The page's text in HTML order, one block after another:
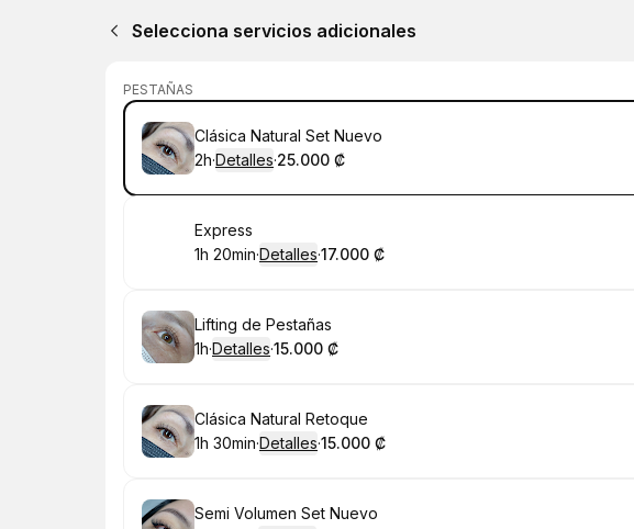
Selecciona servicios adicionales
PESTAÑAS
Reservar
Clásica Natural Set Nuevo
.Duración:
2h·Detalles·
.Precio:
25.000 ₡
Reservar
Express
.Duración:
1h 20min·Detalles·
.Precio
17.000 ₡
Reservar
Lifting de Pestañas
.Duración:
1h·Detalles·
.Precio:
15.000 ₡
Reservar
Clásica Natural Retoque
.Duración:
1h 30min·Detalles·
.Precio:
15.000 ₡
Reservar
Semi Volumen Set Nuevo